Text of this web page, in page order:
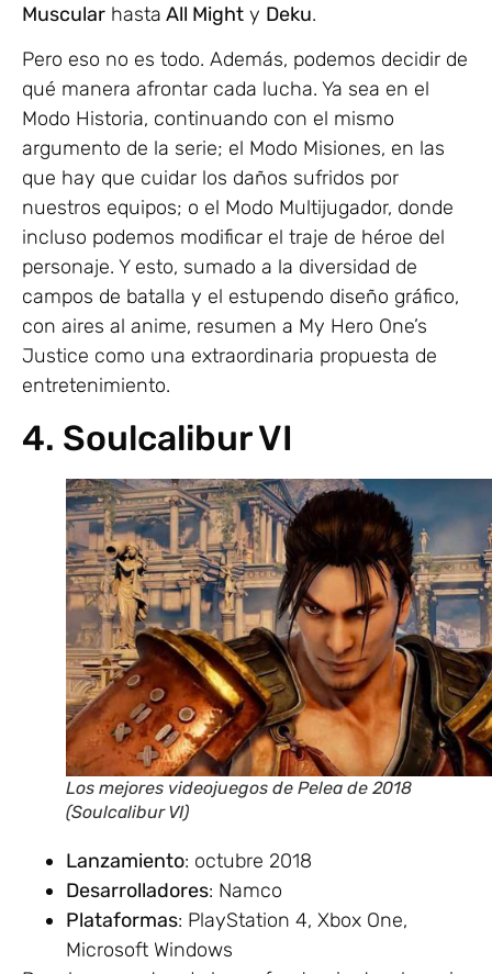
Muscular hasta All Might y Deku.
Pero eso no es todo. Además, podemos decidir de
qué manera afrontar cada lucha. Ya sea en el
Modo Historia, continuando con el mismo
argumento de la serie; el Modo Misiones, en las
que hay que cuidar los daños sufridos por
nuestros equipos; o el Modo Multijugador, donde
incluso podemos modificar el traje de héroe del
personaje. Y esto, sumado a la diversidad de
campos de batalla y el estupendo diseño gráfico,
con aires al anime, resumen a My Hero One’s
Justice como una extraordinaria propuesta de
entretenimiento.
4. Soulcalibur VI
Los mejores videojuegos de Pelea de 2018
(Soulcalibur VI)
Lanzamiento: octubre 2018
Desarrolladores: Namco
Plataformas: PlayStation 4, Xbox One,
Microsoft Windows